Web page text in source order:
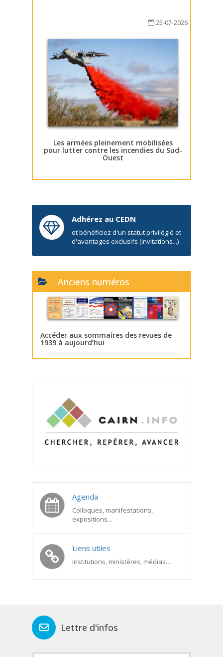
25-07-2026
Les armées pleinement mobilisées
pour lutter contre les incendies du Sud-
Ouest
Adhérez au CEDN
et bénéficiez d'un statut privilégié et
d'avantages exclusifs (invitations...)
Anciens numéros
Accéder aux sommaires des revues de
1939 à aujourd’hui
Agenda
Colloques, manifestations,
expositions...
Liens utiles
Institutions, ministères, médias...
Lettre d'infos